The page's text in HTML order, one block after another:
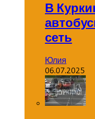
В
сеть
Юлия
06.07.2025